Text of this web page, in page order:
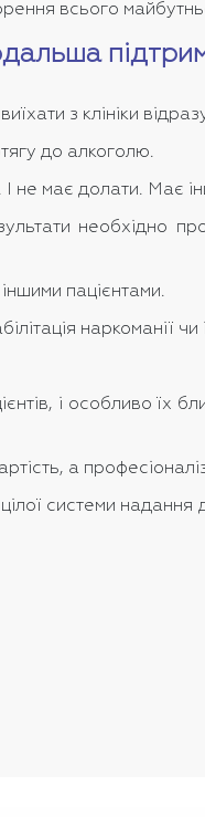
всього
виїхати з клініки
до алкоголю.
не має долати. Має
необхідно
пацієнтами.
і особливо їх
а
системи надання